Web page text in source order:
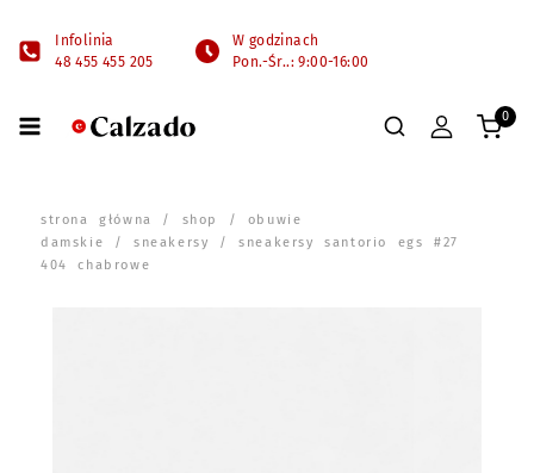
Infolinia
48 455 455 205
W godzinach
Pon.-Śr..: 9:00-16:00
0
strona główna / shop / obuwie
damskie /sneakersy
/ sneakersy santorio egs #27
404 chabrowe